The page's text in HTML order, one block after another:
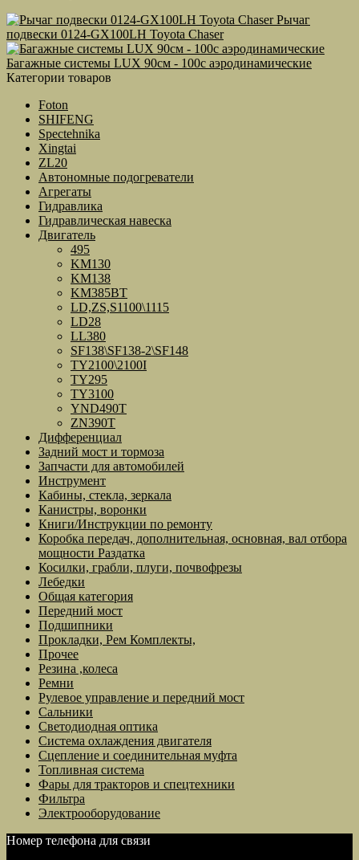
Рычаг
подвески 0124-GX100LH Toyota Chaser
Багажные системы LUX 90см - 100с аэродинамические
Категории товаров
Foton
SHIFENG
Spectehnika
Xingtai
ZL20
Автономные подогреватели
Агрегаты
Гидравлика
Гидравлическая навеска
Двигатель
495
KM130
KM138
KM385BT
LD,ZS,S1100\1115
LD28
LL380
SF138\SF138-2\SF148
TY2100\2100I
TY295
TY3100
YND490T
ZN390T
Дифференциал
Задний мост и тормоза
Запчасти для автомобилей
Инструмент
Кабины, стекла, зеркала
Канистры, воронки
Книги/Инструкции по ремонту
Коробка передач, дополнительная, основная, вал отбора
мощности Раздатка
Косилки, грабли, плуги, почвофрезы
Лебедки
Общая категория
Передний мост
Подшипники
Прокладки, Рем Комплекты,
Прочее
Резина ,колеса
Ремни
Рулевое управление и передний мост
Сальники
Светодиодная оптика
Система охлаждения двигателя
Сцепление и соединительная муфта
Топливная система
Фары для тракторов и спецтехники
Фильтра
Электрооборудование
Номер телефона для связи